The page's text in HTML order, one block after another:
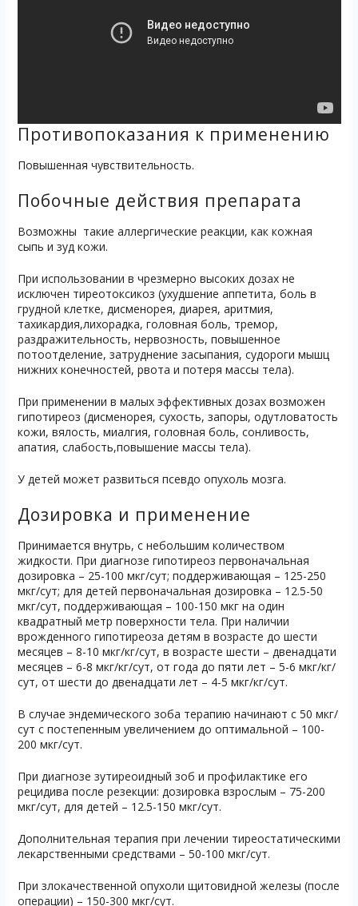
Противопоказания к применению
Повышенная чувствительность.
Побочные действия препарата
Возможны такие аллергические реакции, как кожная
сыпь и зуд кожи.
При использовании в чрезмерно высоких дозах не
исключен тиреотоксикоз (ухудшение аппетита, боль в
грудной клетке, дисменорея, диарея, аритмия,
тахикардия,лихорадка, головная боль, тремор,
раздражительность, нервозность, повышенное
потоотделение, затруднение засыпания, судороги мышц
нижних конечностей, рвота и потеря массы тела).
При применении в малых эффективных дозах возможен
гипотиреоз (дисменорея, сухость, запоры, одутловатость
кожи, вялость, миалгия, головная боль, сонливость,
апатия, слабость,повышение массы тела).
У детей может развиться псевдо опухоль мозга.
Дозировка и применение
Принимается внутрь, с небольшим количеством
жидкости. При диагнозе гипотиреоз первоначальная
дозировка – 25-100 мкг/сут; поддерживающая – 125-250
мкг/сут; для детей первоначальная дозировка – 12.5-50
мкг/сут, поддерживающая – 100-150 мкг на один
квадратный метр поверхности тела. При наличии
врожденного гипотиреоза детям в возрасте до шести
месяцев – 8-10 мкг/кг/сут, в возрасте шести – двенадцати
месяцев – 6-8 мкг/кг/сут, от года до пяти лет – 5-6 мкг/кг/
сут, от шести до двенадцати лет – 4-5 мкг/кг/сут.
В случае эндемического зоба терапию начинают с 50 мкг/
сут с постепенным увеличением до оптимальной – 100-
200 мкг/сут.
При диагнозе зутиреоидный зоб и профилактике его
рецидива после резекции: дозировка взрослым – 75-200
мкг/сут, для детей – 12.5-150 мкг/сут.
Дополнительная терапия при лечении тиреостатическими
лекарственными средствами – 50-100 мкг/сут.
При злокачественной опухоли щитовидной железы (после
операции) – 150-300 мкг/сут.